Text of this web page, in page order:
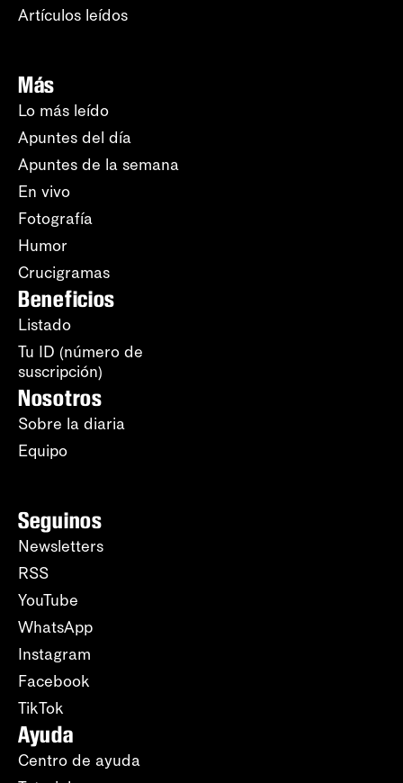
Artículos leídos
Más
Lo más leído
Apuntes del día
Apuntes de la semana
En vivo
Fotografía
Humor
Crucigramas
Beneficios
Listado
Tu ID (número de
suscripción)
Nosotros
Sobre la diaria
Equipo
Seguinos
Newsletters
RSS
YouTube
WhatsApp
Instagram
Facebook
TikTok
Ayuda
Centro de ayuda